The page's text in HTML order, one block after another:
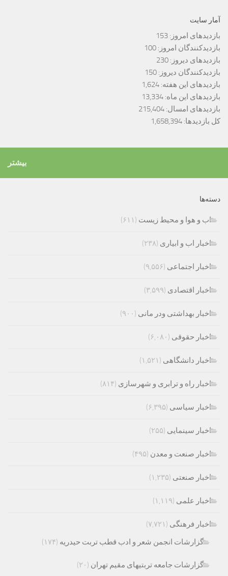
آمار سایت
بازدیدهای امروز: 153
بازدیدکنندگان امروز: 100
بازدیدهای دیروز: 230
بازدیدکنندگان دیروز: 150
بازدیدهای این هفته: 1,624
بازدیدهای این ماه: 13,334
بازدیدهای امسال: 215,404
کل بازدیدها: 1,658,394
بیشتر
دسته‌ها
اب و هوا و محیط زیست (۶۱۱)
اخبار اب و ابیاری (۲۳۸)
اخبار اجتماعی (۹,۵۵۶)
اخبار اقتصادی (۳,۵۹۹)
اخبار بهداشتی ودر مانی (۹۰۰)
اخبار حقوقی (۶,۰۸۰)
اخبار دانشگاهی (۱,۵۲۱)
اخبار راه و ترابری و شهرسازی (۸۱۴)
اخبار سیاسی (۶,۳۹۵)
اخبار سینمایی (۲۵۵)
اخبار صنعت و معدن (۴۹۵)
اخبار صنعتی (۱,۲۳۵)
اخبار علمی (۱,۱۱۹)
اخبار فرهنگی (۷,۷۲۱)
گزارشات انجمن شعر و ادب قطب تربت حیدریه (۱۷۴)
گزارشات جامعه تربتیهای مقیم تهران (۲۰)